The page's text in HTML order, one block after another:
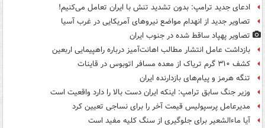
ادعای جدید ترامپ: بدون تشدید تنش با ایران تعامل می‌کنیم!
تصاویر جدید از انهدام مواضع نیروهای آمریکایی در غرب آسیا
تصاویر پهپاد ساقط شده در جنوب ایران
بازداشت عامل انتشار مطالب اهانت‌آمیز درباره راهپیمایی اربعین
کشف ۳۱۰ گرم تریاک از معده مسافر اتوبوس در قاینات
تنگه هرمز و پیام‌های بازدارنده ایران
وزیر جنگ سابق ترامپ: اینکه ایران دست بالا را دارد واقعیت است
مدیرعامل پرسپولیس قیمت آخر را برای نساجی تعیین کرد
آیا ماءالشعیر برای جلوگیری از سنگ کلیه مفید است